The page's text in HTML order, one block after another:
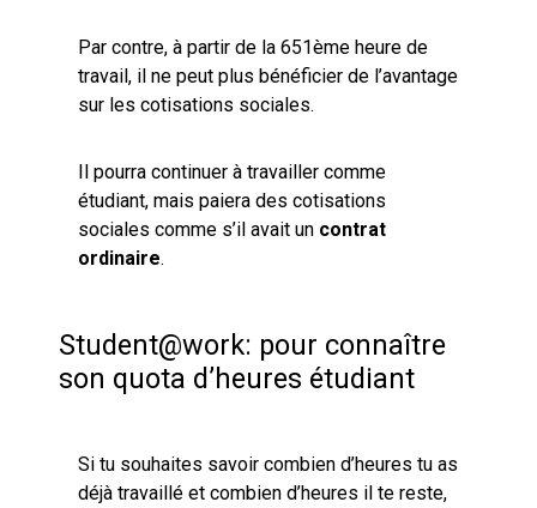
Par contre, à partir de la 651ème heure de
travail, il ne peut plus bénéficier de l’avantage
sur les cotisations sociales.
Il pourra continuer à travailler comme
étudiant, mais paiera des cotisations
sociales comme s’il avait un contrat
ordinaire.
Student@work: pour connaître
son quota d’heures étudiant
Si tu souhaites savoir combien d’heures tu as
déjà travaillé et combien d’heures il te reste,